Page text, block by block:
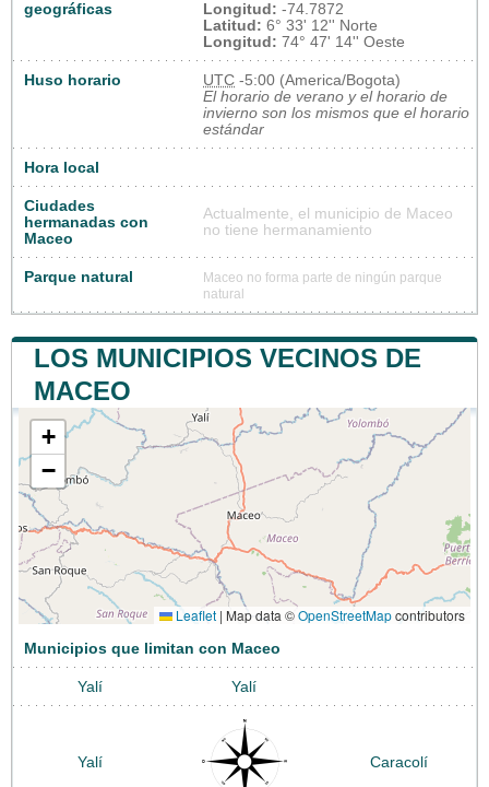
geográficas
Longitud: -74.7872
Latitud: 6° 33' 12'' Norte
Longitud: 74° 47' 14'' Oeste
Huso horario UTC -5:00 (America/Bogota)
El horario de verano y el horario de
invierno son los mismos que el horario
estándar
Hora local
Ciudades
hermanadas con
Maceo
Actualmente, el municipio de Maceo
no tiene hermanamiento
Parque natural
Maceo no forma parte de ningún parque
natural
LOS MUNICIPIOS VECINOS DE
MACEO
+
−
Leaflet | Map data ©OpenStreetMapcontributors
Municipios que limitan con Maceo
Yalí Yalí
Yalí Caracolí